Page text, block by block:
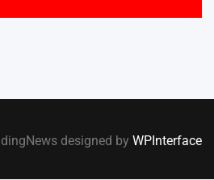
designed by WPInterface